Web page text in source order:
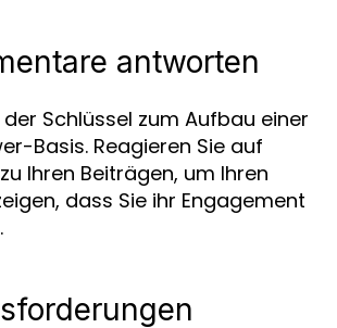
antworten
Schlüssel zum Aufbau einer
Basis. Reagieren Sie auf
Ihren Beiträgen, um Ihren
dass Sie ihr Engagement